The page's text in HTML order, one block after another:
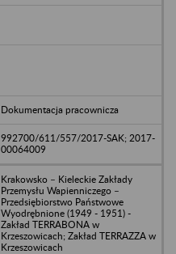
Dokumentacja pracownicza
992700/611/557/2017-SAK; 2017-
00064009
Krakowsko – Kieleckie Zakłady
Przemysłu Wapienniczego –
Przedsiębiorstwo Państwowe
Wyodrębnione (1949 - 1951) -
Zakład TERRABONA w
Krzeszowicach; Zakład TERRAZZA w
Krzeszowicach